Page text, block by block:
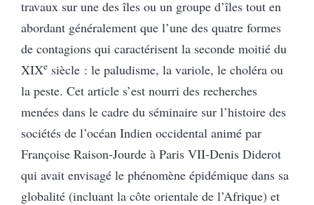
travaux sur une des îles ou un groupe d’îles tout en
abordant généralement que l’une des quatre formes
de contagions qui caractérisent la seconde moitié du
XIXe siècle : le paludisme, la variole, le choléra ou
la peste. Cet article s’est nourri des recherches
menées dans le cadre du séminaire sur l’histoire des
sociétés de l’océan Indien occidental animé par
Françoise Raison-Jourde à Paris VII-Denis Diderot
qui avait envisagé le phénomène épidémique dans sa
globalité (incluant la côte orientale de l’Afrique) et